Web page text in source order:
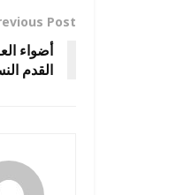
Post
أضواء
القدم